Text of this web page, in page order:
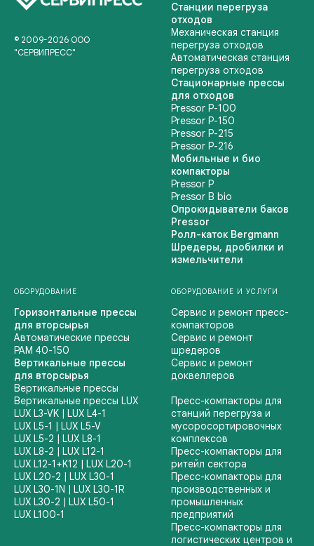
© 2009-2026 ООО
"СЕРВИПРЕСС"
Станции перегруза
отходов
Механическая станция
перегруза отходов
Автоматическая станция
перегруза отходов
Стационарные прессы
для отходов
Pressor P-100
Pressor P-150
Pressor P-215
Pressor P-216
Мобильные и био
компакторы
Pressor P
Pressor B bio
Опрокидыватели баков
Pressor
Ролл-каток Bergmann
Шредеры, дробилки и
измельчители
ОБОРУДОВАНИЕ
Горизонтальные прессы
для вторсырья
Автоматические прессы
PAM 40-150
Вертикальные прессы
для вторсырья
Вертикальные прессы
Вертикальные прессы LUX
LUX L3-VK | LUX L4-1
LUX L5-1 | LUX L5-V
LUX L5-2 | LUX L8-1
LUX L8-2 | LUX L12-1
LUX L12-1+K12 | LUX L20-1
LUX L20-2 | LUX L30-1
LUX L30-1N | LUX L30-1R
LUX L30-2 | LUX L50-1
LUX L100-1
ОБОРУДОВАНИЕ И УСЛУГИ
Сервис и ремонт пресс-
компакторов
Сервис и ремонт
шредеров
Сервис и ремонт
доквеллеров
Пресс-компакторы для
станций перегруза и
мусоросортировочных
комплексов
Пресс-компакторы для
ритейл сектора
Пресс-компакторы для
производственных и
промышленных
предприятий
Пресс-компакторы для
логистических центров и